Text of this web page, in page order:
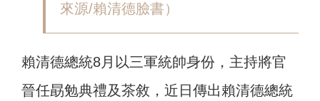
來源/賴清德臉書）
賴清德總統8月以三軍統帥身份，主持將官
晉任勗勉典禮及茶敘，近日傳出賴清德總統